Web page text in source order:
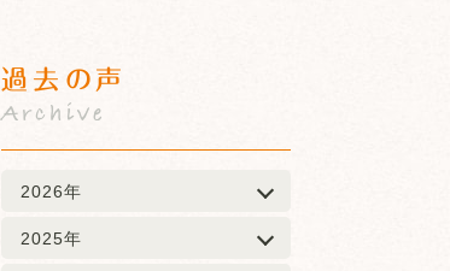
過去の声
Archive
2026年
2025年